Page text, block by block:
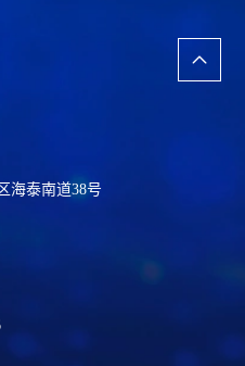
海泰南道38号